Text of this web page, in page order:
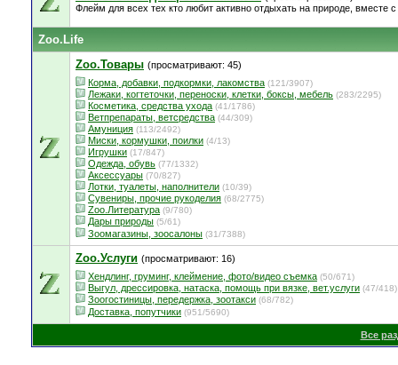
Флейм для всех тех кто любит активно отдыхать на природе, вместе
Zoo.Life
Zoo.Товары (просматривают: 45)
Корма, добавки, подкормки, лакомства (121/3907)
Лежаки, когтеточки, переноски, клетки, боксы, мебель (283/2295)
Косметика, средства ухода (41/1786)
Ветпрепараты, ветсредства (44/309)
Амуниция (113/2492)
Миски, кормушки, поилки (4/13)
Игрушки (17/847)
Одежда, обувь (77/1332)
Аксессуары (70/827)
Лотки, туалеты, наполнители (10/39)
Сувениры, прочие рукоделия (68/2775)
Zoo.Литература (9/780)
Дары природы (5/61)
Зоомагазины, зоосалоны (31/7388)
Zoo.Услуги (просматривают: 16)
Хендлинг, груминг, клеймение, фото/видео съемка (50/671)
Выгул, дрессировка, натаска, помощь при вязке, вет.услуги (47/418)
Зоогостиницы, передержка, зоотакси (68/782)
Доставка, попутчики (951/5690)
Все